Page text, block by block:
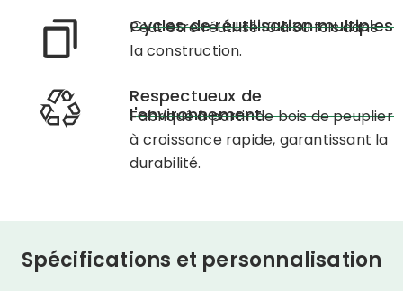
Cycles de réutilisation multiples
Peut être réutilisé 10 à 30 fois dans
la construction.
Respectueux de
l'environnement
Fabriqué à partir de bois de peuplier
à croissance rapide, garantissant la
durabilité.
Spécifications et personnalisation